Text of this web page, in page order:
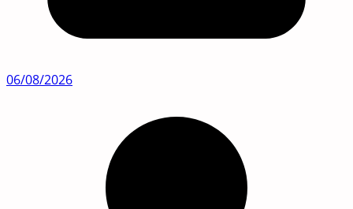
06/08/2026